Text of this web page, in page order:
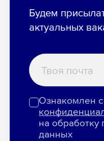
Будем
актуальных
Ознакомлен с
на
данных